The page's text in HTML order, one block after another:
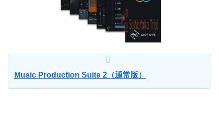
Music Production Suite 2（通常版）